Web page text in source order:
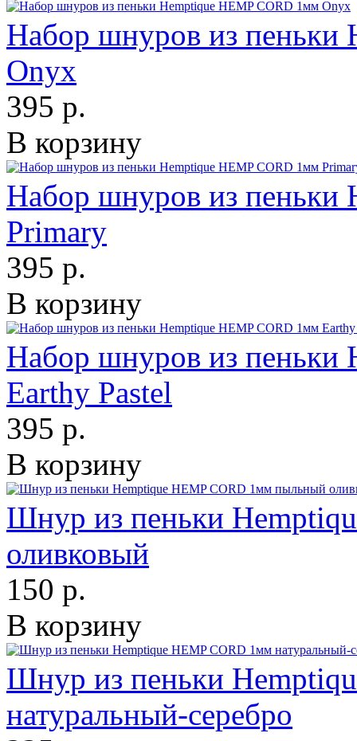
Набор шнуров из пеньки
Onyx
395 р.
В корзину
Набор шнуров из пеньки
Primary
395 р.
В корзину
Набор шнуров из пеньки
Earthy Pastel
395 р.
В корзину
Шнур из пеньки
оливковый
150 р.
В корзину
Шнур из пеньки
натуральный-серебро